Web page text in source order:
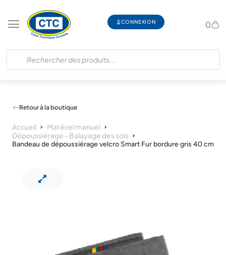
CONNEXION 0
Retour à la boutique
Accueil
Matériel manuel
Dépoussiérage - Balayage des sols
Bandeau de dépoussiérage velcro Smart Fur bordure gris 40 cm